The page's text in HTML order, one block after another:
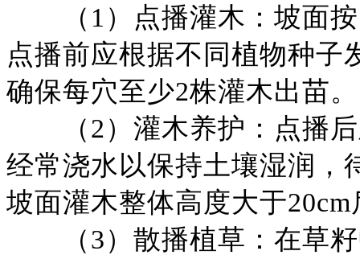
（ 1）点播灌木：坡面
点播前应根据不同植物种子
确保每穴至少2株灌木出苗。
（2）灌木养护：点播
经常浇水以保持土壤湿润，
坡面灌木整体高度大于
（3）散播植草：在草